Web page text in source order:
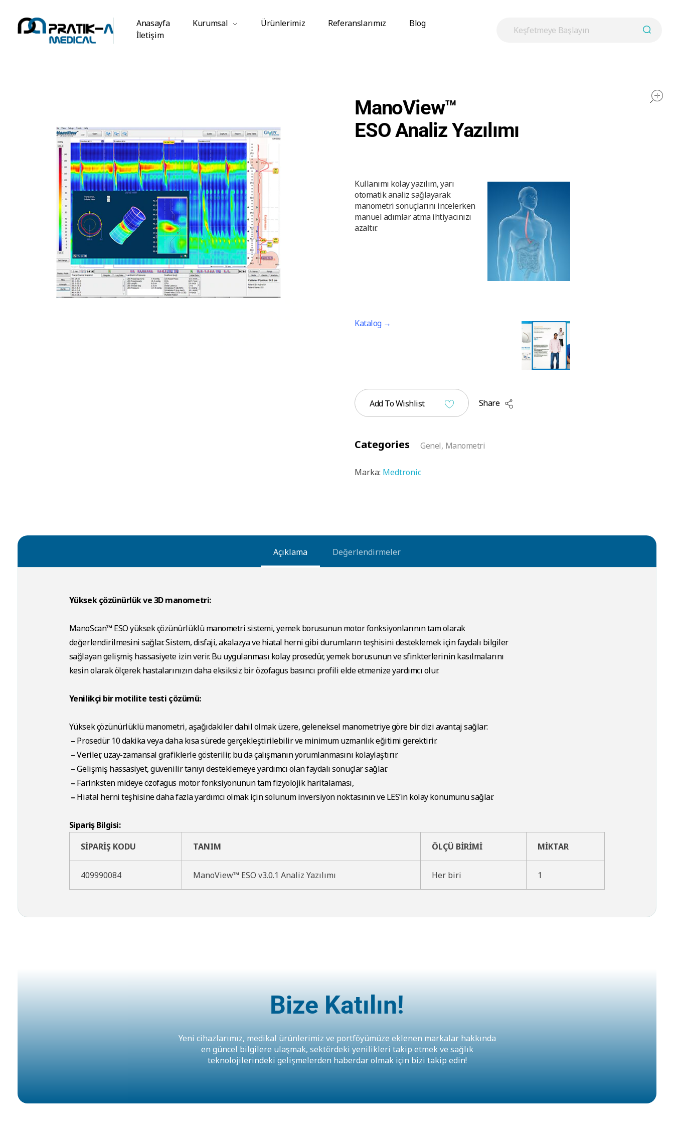
Anasayfa Kurumsal Ürünlerimiz Referanslarımız
Blog
İletişim
ManoView™
ESO Analiz Yazılımı
Kullanımı kolay yazılım, yarı
otomatik analiz sağlayarak
manometri sonuçlarını incelerken
manuel adımlar atma ihtiyacınızı
azaltır.
Katalog →
Add To Wishlist Share
Categories Genel, Manometri
Marka: Medtronic
Açıklama Değerlendirmeler
Yüksek çözünürlük ve 3D manometri:
ManoScan™ ESO yüksek çözünürlüklü manometri sistemi, yemek borusunun motor fonksiyonlarının tam olarak
değerlendirilmesini sağlar. Sistem, disfaji, akalazya ve hiatal herni gibi durumların teşhisini desteklemek için faydalı bilgiler
sağlayan gelişmiş hassasiyete izin verir. Bu uygulanması kolay prosedür, yemek borusunun ve sfinkterlerinin kasılmalarını
kesin olarak ölçerek hastalarınızın daha eksiksiz bir özofagus basıncı profili elde etmenize yardımcı olur.
Yenilikçi bir motilite testi çözümü:
Yüksek çözünürlüklü manometri, aşağıdakiler dahil olmak üzere, geleneksel manometriye göre bir dizi avantaj sağlar:
– Prosedür 10 dakika veya daha kısa sürede gerçekleştirilebilir ve minimum uzmanlık eğitimi gerektirir.
–Veriler, uzay-zamansal grafiklerle gösterilir, bu da çalışmanın yorumlanmasını kolaylaştırır.
–Gelişmiş hassasiyet, güvenilir tanıyı desteklemeye yardımcı olan faydalı sonuçlar sağlar.
– Farinksten mideye özofagus motor fonksiyonunun tam fizyolojik haritalaması,
– Hiatal herni teşhisine daha fazla yardımcı olmak için solunum inversiyon noktasının ve LES’in kolay konumunu sağlar.
Sipariş Bilgisi:
SİPARİŞ KODU
TANIM ÖLÇÜ BİRİMİ MİKTAR
409990084 ManoView™ ESO v3.0.1 Analiz Yazılımı Her biri 1
Bize Katılın!
Yeni cihazlarımız, medikal ürünlerimiz ve portföyümüze eklenen markalar hakkında
en güncel bilgilere ulaşmak, sektördeki yenilikleri takip etmek ve sağlık
teknolojilerindeki gelişmelerden haberdar olmak için bizi takip edin!